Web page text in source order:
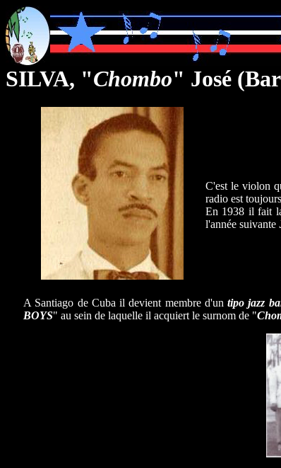
SILVA, "Chombo" José
C'est le violon
radio est
En 1938 il fait
l'année suivante
A Santiago de Cuba il devient membre d'untipo jazz
BOYS" au sein de laquelle il acquiert le surnom de "